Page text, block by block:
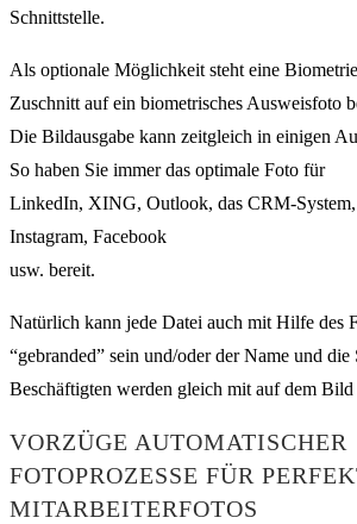
Schnittstelle.
Als optionale Möglichkeit steht eine
Zuschnitt auf ein biometrisches Ausweisfoto
Die Bildausgabe kann zeitgleich in einigen
So haben Sie immer das optimale Foto für
LinkedIn, XING, Outlook, das CRM-
Instagram, Facebook
usw. bereit.
Natürlich kann jede Datei auch mit Hilfe des
“gebranded” sein und/oder der Name und die
Beschäftigten werden gleich mit auf dem Bild
VORZÜGE AUTOMATISCHER
FOTOPROZESSE FÜR
MITARBEITERFOTOS